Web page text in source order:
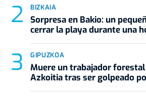
BIZKAIA
Sorpresa en Bakio: un
cerrar la playa durante una
GIPUZKOA
Muere un trabajador
Azkoitia tras ser golpeado